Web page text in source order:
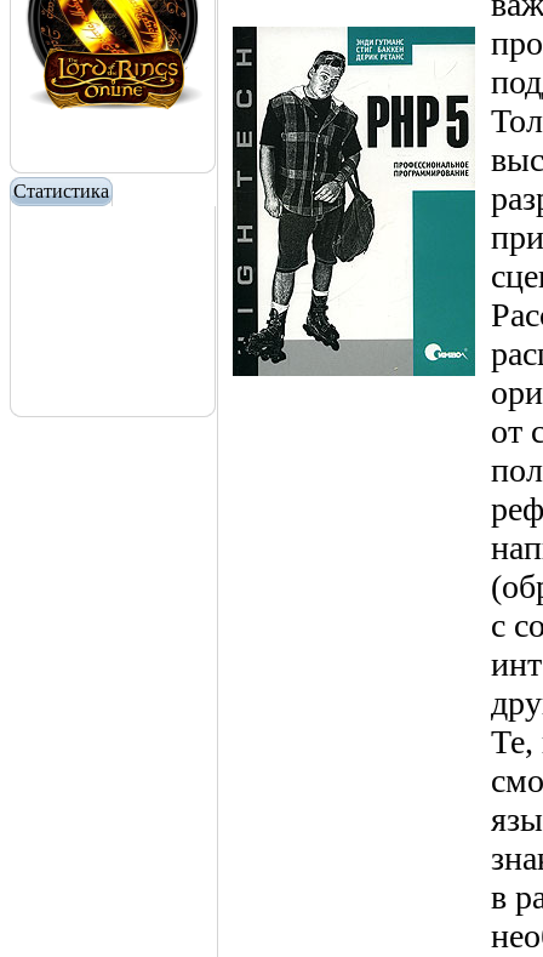
Статистика
от
с
Те,
в